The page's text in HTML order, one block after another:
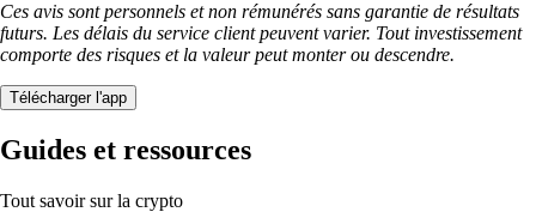
Ces avis sont personnels et non rémunérés sans garantie de résultats
futurs. Les délais du service client peuvent varier. Tout investissement
comporte des risques et la valeur peut monter ou descendre.
Télécharger l'app
Guides et ressources
Tout savoir sur la crypto